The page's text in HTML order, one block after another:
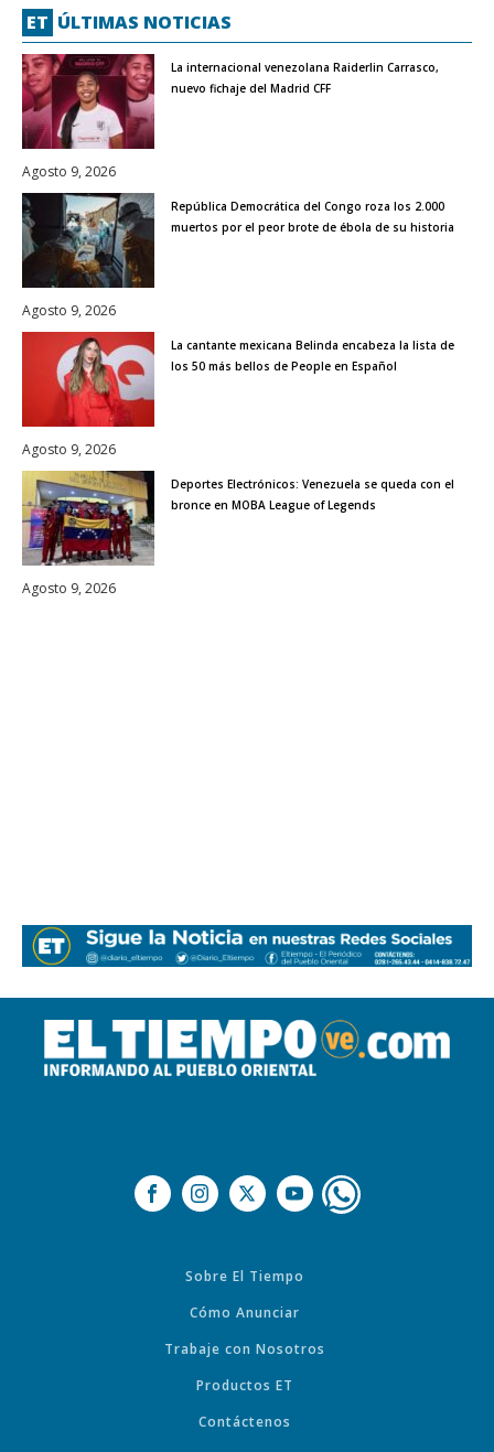
ET ÚLTIMAS NOTICIAS
La internacional venezolana Raiderlin Carrasco,
nuevo fichaje del Madrid CFF
Agosto 9, 2026
República Democrática del Congo roza los 2.000
muertos por el peor brote de ébola de su historia
Agosto 9, 2026
La cantante mexicana Belinda encabeza la lista de
los 50 más bellos de People en Español
Agosto 9, 2026
Deportes Electrónicos: Venezuela se queda con el
bronce en MOBA League of Legends
Agosto 9, 2026
Sobre El Tiempo
Cómo Anunciar
Trabaje con Nosotros
Productos ET
Contáctenos